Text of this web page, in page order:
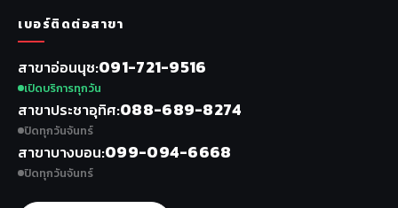
เบอร์ติดต่อสาขา
สาขาอ่อนนุช 091-721-9516
เปิดบริการทุกวัน
สาขาประชาอุทิศ 088-689-8274
ปิดทุกวันจันทร์
สาขาบางบอน 099-094-6668
ปิดทุกวันจันทร์